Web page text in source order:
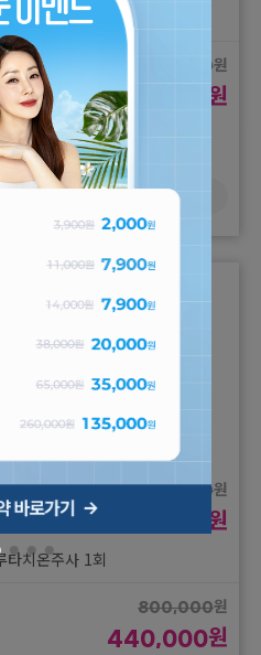
체험가
350,000원
190,000 원
1회 체험가
더보기
100,000원
원
타치온주사 1회
800,000원
440,000원